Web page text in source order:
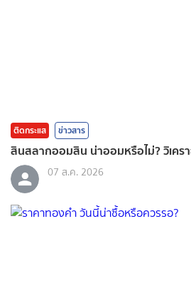
ติดกระแส ข่าวสาร
สินสลากออมสิน น่าออมหรือไม่? วิเคร
07 ส.ค. 2026